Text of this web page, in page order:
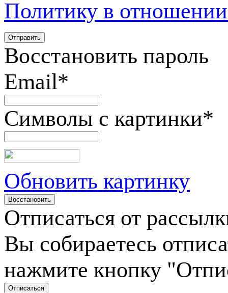
Политику в
Восстановить пароль
Email*
Символы с картинки*
Обновить картинку
Отписаться от
Вы собираетесь
нажмите кнопку